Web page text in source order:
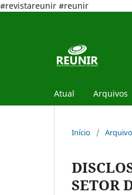
#revistareunir #reunir
Atual Arquivos
Início /
SETOR